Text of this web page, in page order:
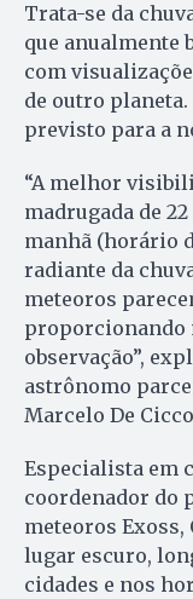
Trata-se da
que anualmente
com
de outro
previsto para a
“A melhor
madrugada de
manhã (horário
radiante da
meteoros
proporcionando
observação”,
astrônomo
Marcelo De
Especialista em
coordenador do
meteoros Exoss,
lugar escuro,
cidades e nos